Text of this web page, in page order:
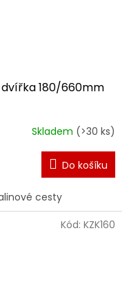
180/660mm
Skladem (>30 ks)
Do košíku
cesty
Kód: KZK160